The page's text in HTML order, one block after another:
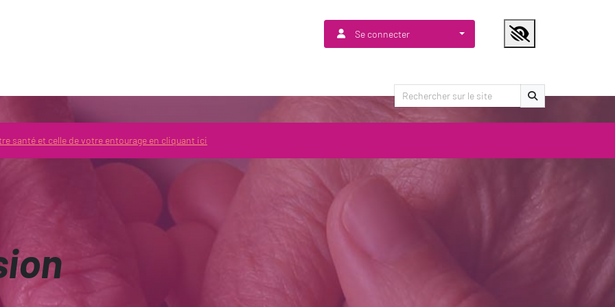
Se connecter
Lancer la recherche
santé et celle de votre entourage en cliquant ici